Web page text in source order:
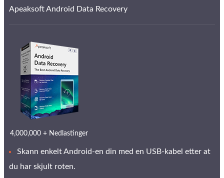
Apeaksoft Android Data Recovery
4,000,000 + Nedlastinger
Skann enkelt Android-en din med en USB-kabel etter at
du har skjult roten.